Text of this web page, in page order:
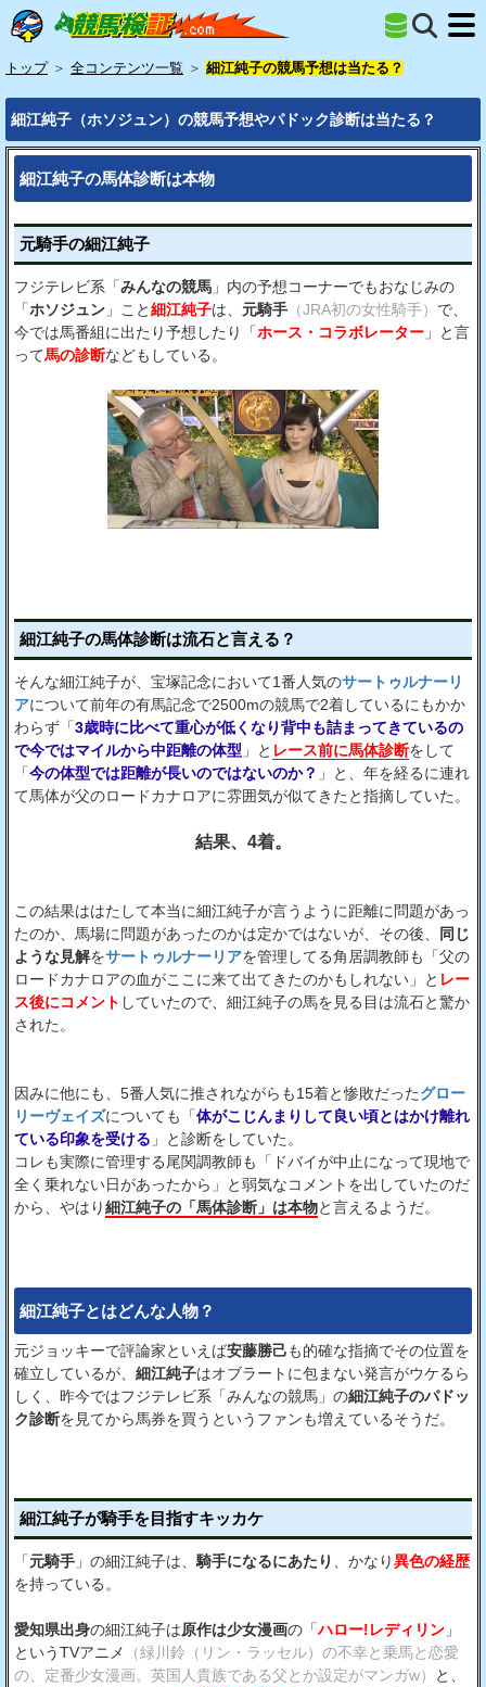
トップ ＞ 全コンテンツ一覧 ＞ 細江純子の競馬予想は当たる？
細江純子（ホソジュン）の競馬予想やパドック診断は当たる？
細江純子の馬体診断は本物
元騎手の細江純子
フジテレビ系「みんなの競馬 」内の予想コーナーでもおなじみの
「ホソジュン 」こと細江純子は、 元騎手 （JRA初の女性騎手） で、
今では馬番組に出たり予想したり「ホース・コラボレーター 」と言
って馬の診断などもしている。
細江純子の馬体診断は流石と言える？
そんな細江純子が、宝塚記念において1番人気のサートゥルナーリ
アについて前年の有馬記念で2500mの競馬で2着しているにもかか
わらず「3歳時に比べて重心が低くなり背中も詰まってきているの
で今ではマイルから中距離の体型 」と レース前に馬体診断をして
「今の体型では距離が長いのではないのか？ 」と、年を経るに連れ
て馬体が父のロードカナロアに雰囲気が似てきたと指摘していた。
結果、4着。
この結果ははたして本当に細江純子が言うように距離に問題があっ
たのか、馬場に問題があったのかは定かではないが、その後、
同じ
ような見解をサートゥルナーリアを管理してる角居調教師も「父の
ロードカナロアの血がここに来て出てきたのかもしれない」と レー
ス後にコメント していたので、細江純子の馬を見る目は流石と驚か
された。
因みに他にも、5番人気に推されながらも15着と惨敗だったグロー
リーヴェイズについても「体がこじんまりして良い頃とはかけ離れ
ている印象を受ける 」と診断をしていた。
コレも実際に管理する尾関調教師も「ドバイが中止になって現地で
全く乗れない日があったから」と弱気なコメントを出していたのだ
から、やはり細江純子の「馬体診断」は本物と言えるようだ。
細江純子とはどんな人物？
元ジョッキーで評論家といえば安藤勝己も的確な指摘でその位置を
確立しているが、 細江純子はオブラートに包まない発言がウケるら
しく、昨今ではフジテレビ系「みんなの競馬」の細江純子のパドッ
ク診断を見てから馬券を買うというファンも増えているそうだ。
細江純子が騎手を目指すキッカケ
「元騎手 」の細江純子は、 騎手になるにあたり 、かなり異色の経歴
を持っている。
愛知県出身の細江純子は原作は少女漫画の「ハロー!レディリン 」
というTVアニメ
（緑川鈴（リン・ラッセル）の不幸と乗馬と恋愛
の、定番少女漫画。英国人貴族である父とか設定がマンガw）
と、